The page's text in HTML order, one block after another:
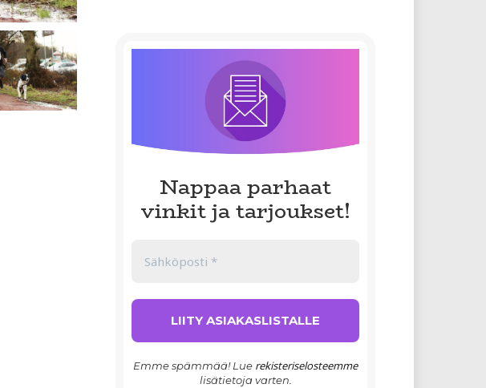
Nappaa parhaat
vinkit ja tarjoukset!
Emme spämmää! Lue rekisteriselosteemme
lisätietoja varten.